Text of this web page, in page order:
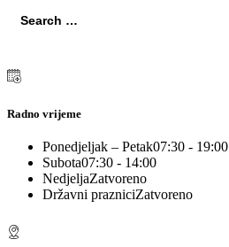
for:
Radno vrijeme
Ponedjeljak – Petak07:30 - 19:00
Subota07:30 - 14:00
NedjeljaZatvoreno
Državni prazniciZatvoreno